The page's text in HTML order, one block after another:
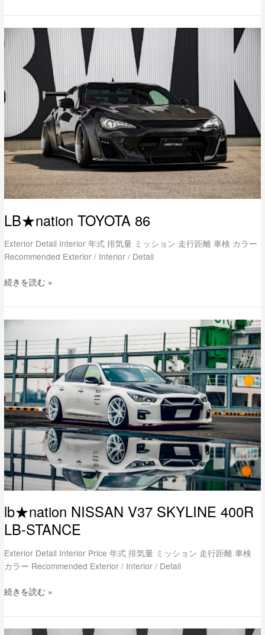
LB★nation TOYOTA 86
Exterior Detail Interior 年式 排気量 ミッション 走行距離 車検 カラー
Recommended Exterior / Interior / Detail
LB★nation
TOYOTA
続きを読む »
lb★nation NISSAN V37 SKYLINE 400R
LB-STANCE
Exterior Detail Interior Price 年式 排気量 ミッション 走行距離 車検
カラー Recommended Exterior / Interior / Detail
lb★nation
NISSAN
V37
SKYLINE
400R
LB-
STANCE
続きを読む »